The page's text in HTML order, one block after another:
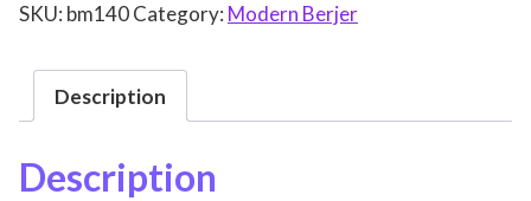
SKU: bm140Category: Modern Berjer
Description
Description